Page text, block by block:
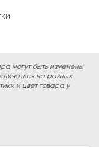
могут быть изменены
на разных
и цвет товара у